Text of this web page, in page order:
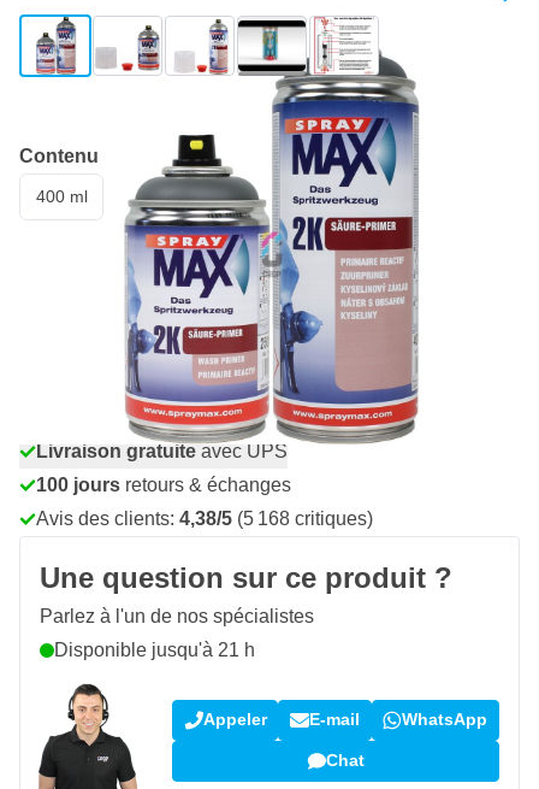
View larger imageView larger imageView larger imageView larger imageView larger image
+2
Contenu
400 ml
€ TTC
Ajouter au panier
Commandez avant 23h59,expédié aujourd'hui
Livraison gratuite avec UPS
100 jours retours & échanges
Avis des clients: 4,38/5 (5 168 critiques)
Une question sur ce produit ?
Parlez à l'un de nos spécialistes
Disponible jusqu'à 21 h
Appeler E-mail WhatsApp
Chat